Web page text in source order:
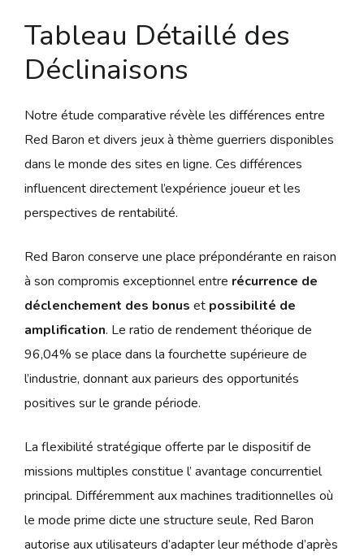
Tableau Détaillé des
Déclinaisons
Notre étude comparative révèle les différences entre
Red Baron et divers jeux à thème guerriers disponibles
dans le monde des sites en ligne. Ces différences
influencent directement l’expérience joueur et les
perspectives de rentabilité.
Red Baron conserve une place prépondérante en raison
à son compromis exceptionnel entre récurrence de
déclenchement des bonus et possibilité de
amplification. Le ratio de rendement théorique de
96,04% se place dans la fourchette supérieure de
l’industrie, donnant aux parieurs des opportunités
positives sur le grande période.
La flexibilité stratégique offerte par le dispositif de
missions multiples constitue l’ avantage concurrentiel
principal. Différemment aux machines traditionnelles où
le mode prime dicte une structure seule, Red Baron
autorise aux utilisateurs d’adapter leur méthode d’après